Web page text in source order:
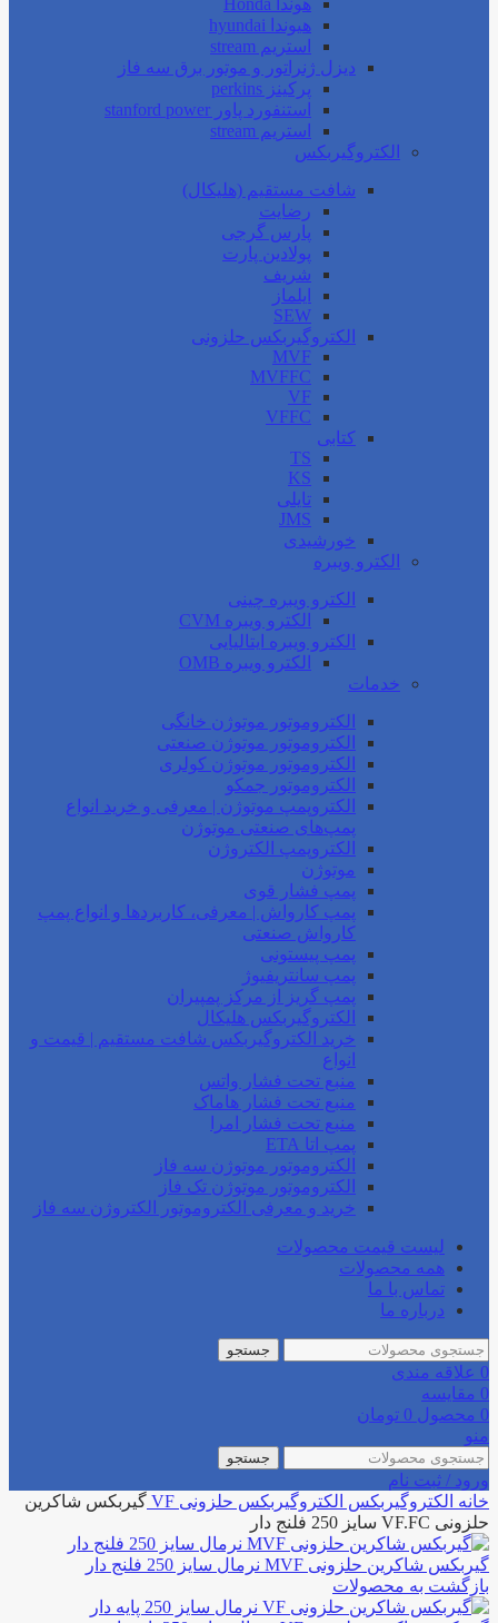
هوندا Honda
هیوندا hyundai
استریم stream
دیزل ژنراتور و موتور برق سه فاز
پرکینز perkins
استنفورد پاور stanford power
استریم stream
الکتروگیربکس
شافت مستقیم (هلیکال)
رضایت
پارس گرجی
پولادین پارت
شریف
ایلماز
SEW
الکتروگیربکس حلزونی
MVF
MVFFC
VF
VFFC
کتابی
TS
KS
تایلی
JMS
خورشیدی
الکترو ویبره
الکترو ویبره چینی
الکترو ویبره CVM
الکترو ویبره ایتالیایی
الکترو ویبره OMB
خدمات
الکتروموتور موتوژن خانگی
الکتروموتور موتوژن صنعتی
الکتروموتور موتوژن کولری
الکتروموتور جمکو
الکتروپمپ موتوژن | معرفی و خرید انواع
پمپ‌های صنعتی موتوژن
الکتروپمپ الکتروژن
موتوژن
پمپ فشار قوی
پمپ کارواش | معرفی، کاربردها و انواع پمپ
کارواش صنعتی
پمپ پیستونی
پمپ سانتریفیوژ
پمپ گریز از مرکز پمپیران
الکتروگیربکس هلیکال
خرید الکتروگیربکس شافت مستقیم | قیمت و
انواع
منبع تحت فشار واتس
منبع تحت فشار هاماک
منبع تحت فشار امرا
پمپ اتا ETA
الکتروموتور موتوژن سه فاز
الکتروموتور موتوژن تک فاز
خرید و معرفی الکتروموتور الکتروژن سه فاز
لیست قیمت محصولات
همه محصولات
تماس با ما
درباره ما
جستجو
0 علاقه مندی
0 مقایسه
0 محصول 0 تومان
منو
جستجو
ورود / ثبت نام
خانه الکتروگیربکس الکتروگیربکس حلزونی VF گیربکس شاکرین
حلزونی VF.FC سایز 250 فلنج دار
گیربکس شاکرین حلزونی MVF نرمال سایز 250 فلنج دار
بازگشت به محصولات